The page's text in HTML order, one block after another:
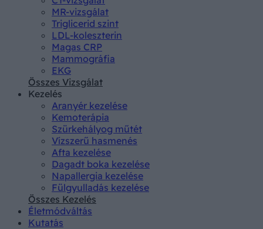
MR-vizsgálat
Triglicerid szint
LDL-koleszterin
Magas CRP
Mammográfia
EKG
Összes Vizsgálat
Kezelés
Aranyér kezelése
Kemoterápia
Szürkehályog műtét
Vízszerű hasmenés
Afta kezelése
Dagadt boka kezelése
Napallergia kezelése
Fülgyulladás kezelése
Összes Kezelés
Életmódváltás
Kutatás